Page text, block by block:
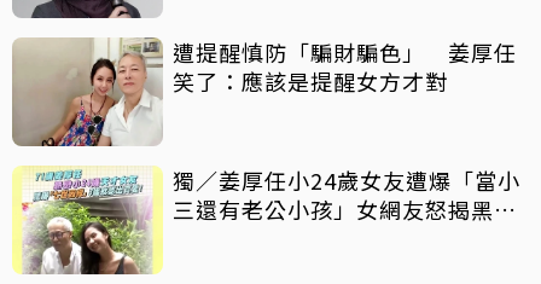
遭提醒慎防「騙財騙色」 姜厚任
笑了：應該是提醒女方才對
獨／姜厚任小24歲女友遭爆「當小
三還有老公小孩」女網友怒揭黑歷